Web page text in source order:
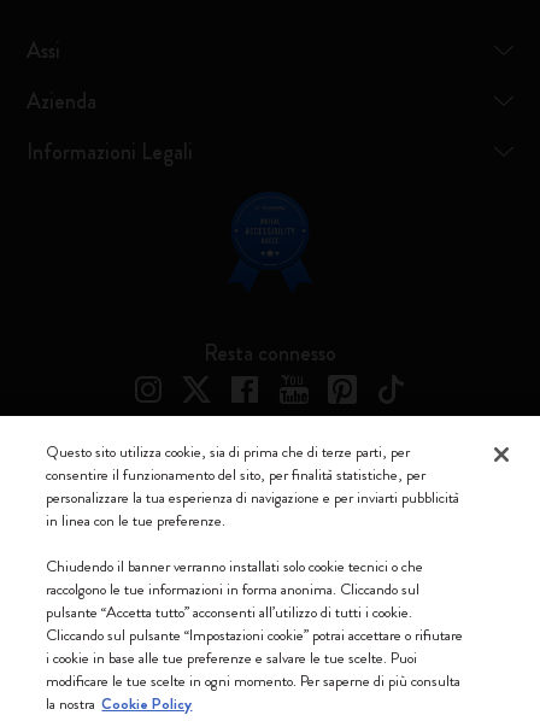
Assi
Azienda
Informazioni Legali
Resta connesso
Accettiamo
Moleskine ® è un marchio registrato di Moleskine Srl a socio unico
Moleskine srl a socio unico - Via Bergognone, 34 – 20144 Milano -
Soc. €2.181.513,42
Questo sito utilizza cookie, sia di prima che di terze parti, per
consentire il funzionamento del sito, per finalità statistiche, per
personalizzare la tua esperienza di navigazione e per inviarti pubblicità
in linea con le tue preferenze.
Chiudendo il banner verranno installati solo cookie tecnici o che
raccolgono le tue informazioni in forma anonima. Cliccando sul
pulsante “Accetta tutto” acconsenti all’utilizzo di tutti i cookie.
Cliccando sul pulsante “Impostazioni cookie” potrai accettare o rifiutare
i cookie in base alle tue preferenze e salvare le tue scelte. Puoi
modificare le tue scelte in ogni momento. Per saperne di più consulta
la nostra Cookie Policy